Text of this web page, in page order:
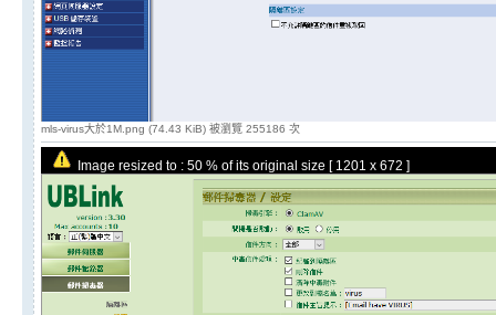
mls-virus大於1M.png (74.43 KiB) 被瀏覽 255186 次
Image resized to : 50 % of its original size [ 1201 x 672 ]